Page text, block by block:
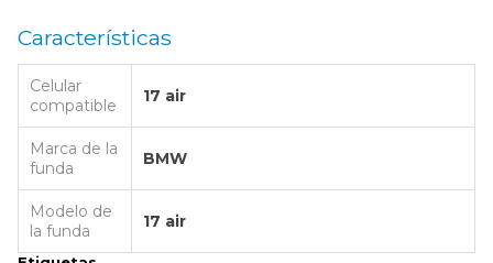
Características
Celular
compatible
17 air
Marca de la
funda
BMW
Modelo de
la funda
17 air